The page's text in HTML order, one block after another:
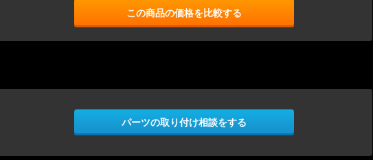
この商品の価格を比較する
パーツの取り付け相談をする